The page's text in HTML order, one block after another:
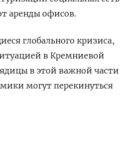
аренды офисов.
глобального кризиса,
в Кремниевой
в этой важной части
могут перекинуться